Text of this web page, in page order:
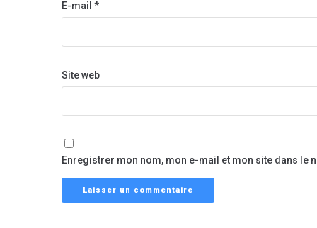
E-mail *
Site web
Enregistrer mon nom, mon e-mail et mon site dans le